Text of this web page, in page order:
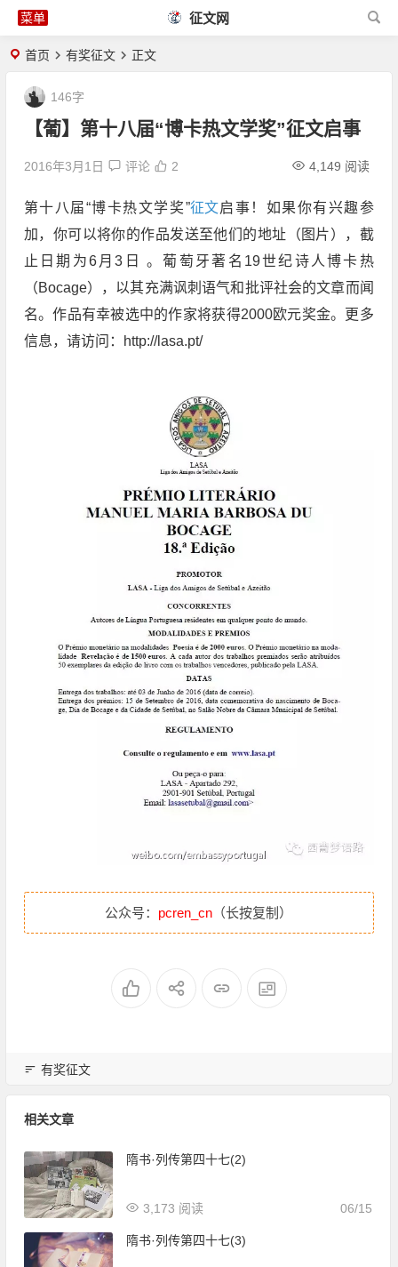
征文网
首页 有奖征文 正文
【葡】第十八届“博卡热文学奖”征文启事
2016年3月1日 评论 4,149 阅读
2
146字
第十八届“博卡热文学奖”征文启事！如果你有兴趣参
加，你可以将你的作品发送至他们的地址（图片），截
止日期为6月3日 。葡萄牙著名19世纪诗人博卡热
（Bocage），以其充满讽刺语气和批评社会的文章而闻
名。作品有幸被选中的作家将获得2000欧元奖金。更多
信息，请访问：http://lasa.pt/
公众号： pcren_cn （长按复制）
有奖征文
相关文章
隋书·列传第四十七(2)
06/15
3,173 阅读
隋书·列传第四十七(3)